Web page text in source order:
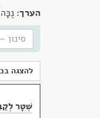
הערך:
להצגה
שְׁטָר